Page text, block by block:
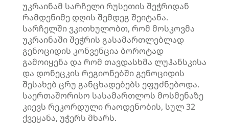
უკრაინამ სარჩელი რუსეთის შეჭრიდან
რამდენიმე დღის შემდეგ შეიტანა.
სარჩელში ვკითხულობთ, რომ მოსკოვმა
უკრაინაში შეჭრის გასამართლებლად
გენოციდის კონვენცია ბოროტად
გამოიყენა და რომ თავდასხმა ლუჰანსკისა
და დონეცკის რეგიონებში გენოციდის
შესახებ ცრუ განცხადებებს ეფუძნებოდა.
საერთაშორისო სასამართლოს მოსმენაზე
კიევს რეკორდული რაოდენობის, სულ 32
ქვეყანა, უჭერს მხარს.